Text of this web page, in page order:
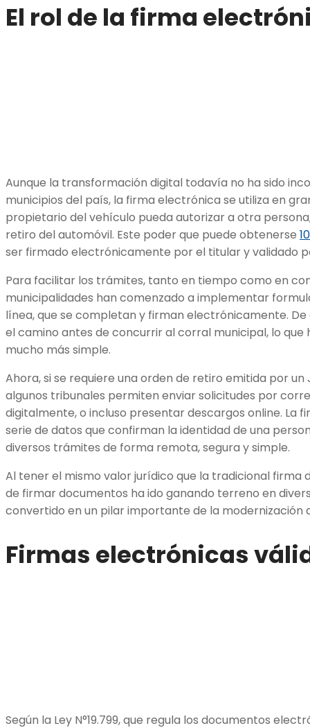
El rol de la firma
Aunque la transformación digital todavía no ha sido
municipios del país, la firma electrónica se utiliza en
propietario del vehículo pueda autorizar a otra
retiro del automóvil. Este poder que puede obtenerse
ser firmado electrónicamente por el titular y validado
Para facilitar los trámites, tanto en tiempo como en
municipalidades han comenzado a implementar
línea, que se completan y firman electrónicamente.
el camino antes de concurrir al corral municipal, lo
mucho más simple.
Ahora, si se requiere una orden de retiro emitida por un
algunos tribunales permiten enviar solicitudes por
digitalmente, o incluso presentar descargos online. La
serie de datos que confirman la identidad de una
diversos trámites de forma remota, segura y simple.
Al tener el mismo valor jurídico que la tradicional firma
de firmar documentos ha ido ganando terreno en
convertido en un pilar importante de la modernización
Firmas electrónicas
Según la Ley N°19.799, que regula los documentos